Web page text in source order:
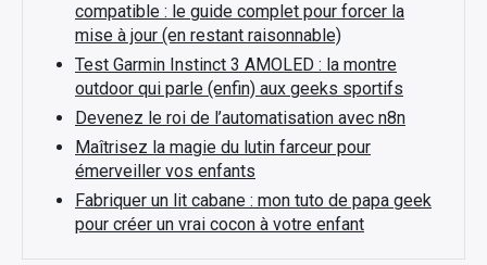
compatible : le guide complet pour forcer la
mise à jour (en restant raisonnable)
Test Garmin Instinct 3 AMOLED : la montre
outdoor qui parle (enfin) aux geeks sportifs
Devenez le roi de l’automatisation avec n8n
Maîtrisez la magie du lutin farceur pour
émerveiller vos enfants
Fabriquer un lit cabane : mon tuto de papa geek
pour créer un vrai cocon à votre enfant